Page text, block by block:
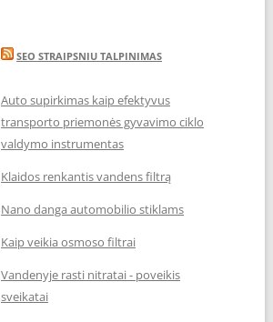
SEO STRAIPSNIU TALPINIMAS
Auto supirkimas kaip efektyvus
transporto priemonės gyvavimo ciklo
valdymo instrumentas
Klaidos renkantis vandens filtrą
Nano danga automobilio stiklams
Kaip veikia osmoso filtrai
Vandenyje rasti nitratai - poveikis
sveikatai